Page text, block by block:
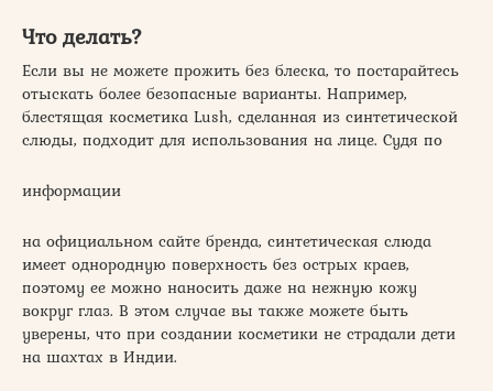
Что делать?
Если вы не можете прожить без блеска, то постарайтесь
отыскать более безопасные варианты. Например,
блестящая косметика Lush, сделанная из синтетической
слюды, подходит для использования на лице. Судя по
информации
на официальном сайте бренда, синтетическая слюда
имеет однородную поверхность без острых краев,
поэтому ее можно наносить даже на нежную кожу
вокруг глаз. В этом случае вы также можете быть
уверены, что при создании косметики не страдали дети
на шахтах в Индии.